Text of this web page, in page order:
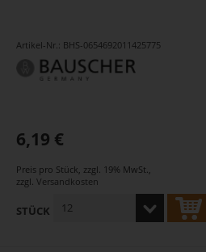
Artikel-Nr.: BHS-0654692011425775
6,19 €
Preis pro Stück zzgl. 19% MwSt.
zzgl. Versandkosten
STÜCK